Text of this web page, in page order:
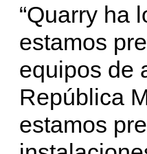
“Quarry ha
estamos
equipos de
República
estamos